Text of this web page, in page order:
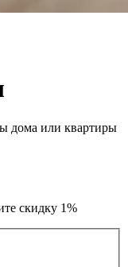
дома или квартиры
скидку 1%